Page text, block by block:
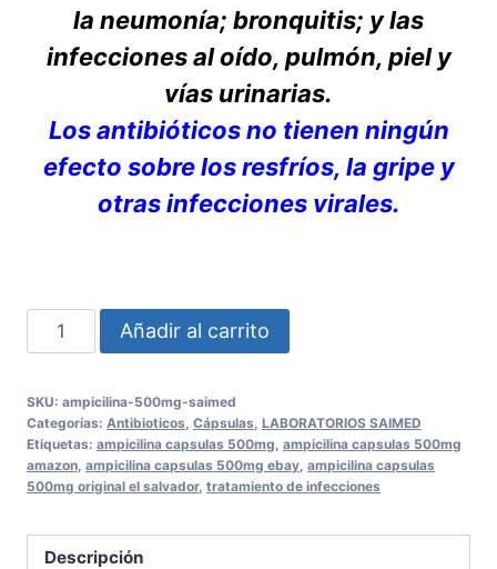
la neumonía; bronquitis; y las
infecciones al oído, pulmón, piel y
vías urinarias.
Los antibióticos no tienen ningún
efecto sobre los resfríos, la gripe y
otras infecciones virales.
infecciones
Ampicilina
500mg
Saimed
cantidad
Añadir al carrito
SKU: ampicilina-500mg-saimed
Categorías: Antibioticos Cápsulas LABORATORIOS SAIMED
Etiquetas: ampicilina capsulas 500mg ampicilina capsulas 500mg
amazon ampicilina capsulas 500mg ebay ampicilina capsulas
500mg original el salvador, tratamiento de infecciones
Descripción